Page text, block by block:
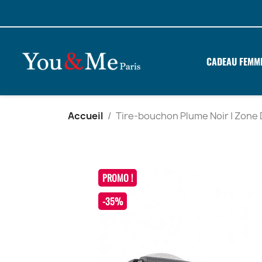
CADEAU
Accueil Tire-bouchon Plume Noir | Zone
PROMO !
-35%